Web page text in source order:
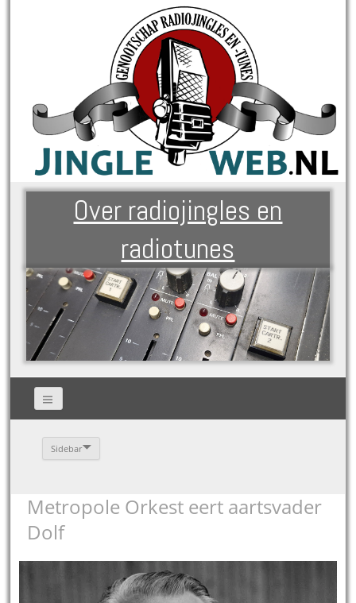
Over radiojingles en
radiotunes
Sidebar
Metropole Orkest eert aartsvader
Dolf